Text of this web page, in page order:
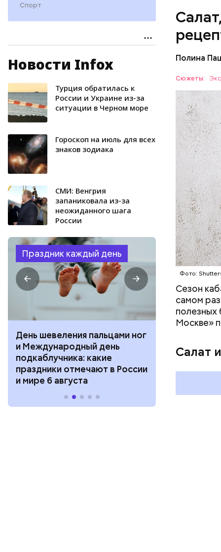
Спорт
Новости Infox
Турция обратилась к
России и Украине из-за
ситуации в Черном море
Гороскоп на июль для всех
знаков зодиака
СМИ: Венгрия
запаниковала из-за
неожиданного шага
России
Праздник каждый день
День шевеления пальцами ног
и Международный день
подкаблучника: какие
праздники отмечают в России
и мире 6 августа
горизонта и
курсанта:
отмечают в
Полина
Сюжеты:
Фото:
Сезон
самом
полезных
Москве»
Салат
ЕДА